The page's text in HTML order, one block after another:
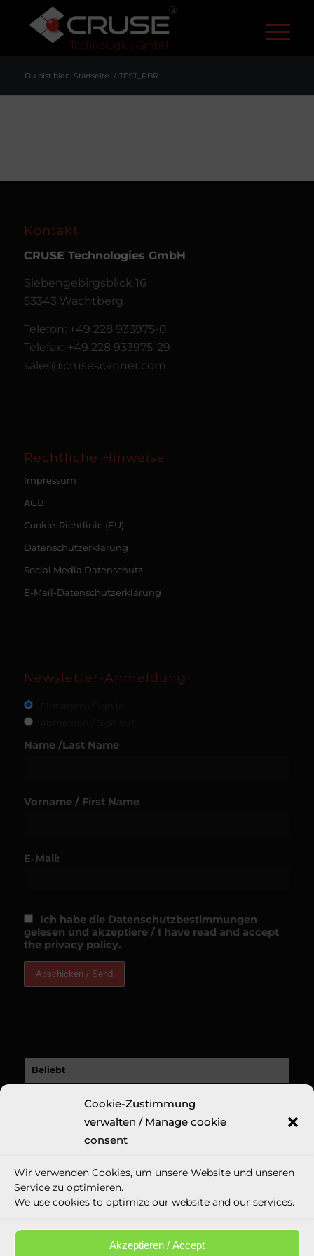
Cookie-Zustimmung
verwalten / Manage cookie
consent
Wir verwenden Cookies, um unsere Website und unseren
Service zu optimieren.
We use cookies to optimize our website and our services.
Akzeptieren / Accept
R
Du bist hier: Startseite / TEST_PBR
Kontakt
CRUSE Technologies GmbH
Siebengebirgsblick 16
53343 Wachtberg
Telefon: +49 228 933975-0
Telefax: +49 228 933975-29
sales@crusescanner.com
Rechtliche Hinweise
Impressum
AGB
Cookie-Richtlinie (EU)
Datenschutzerklärung
Social Media Datenschutz
E-Mail-Datenschutzerklärung
Newsletter-Anmeldung
Name /Last Name
Vorname / First Name
E-Mail:
Ich habe die Datenschutzbestimmungen
gelesen und akzeptiere / I have read and accept
the privacy policy.
Beliebt
Fine Art Print...
9. November 2020 - 18:32
Kommentare
Schlagworte